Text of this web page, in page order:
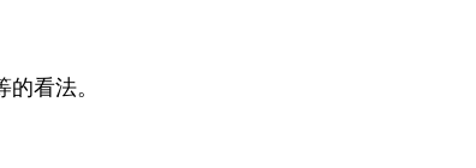
看法。